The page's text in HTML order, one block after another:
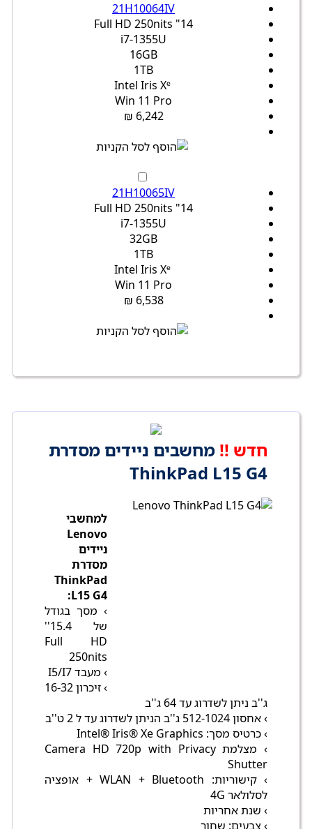
21H10064IV
14" Full HD 250nits
i7-1355U
16GB
1TB
Intel Iris Xᵉ
Win 11 Pro
6,242 ₪
21H10065IV
14" Full HD 250nits
i7-1355U
32GB
1TB
Intel Iris Xᵉ
Win 11 Pro
6,538 ₪
חדש !! מחשבים ניידים מסדרת
ThinkPad L15 G4
למחשבי
Lenovo
ניידים
מסדרת
ThinkPad
L15 G4:
› מסך בגודל
של 15.4''
Full HD
250nits
› מעבד I5/I7
› זיכרון 16-32
ג''ב ניתן לשדרוג עד 64 ג''ב
› אחסון 512-1024 ג''ב הניתן לשדרוג עד ל 2 ט''ב
› כרטיס מסך: Intel® Iris® Xe Graphics
› מצלמת Camera HD 720p with Privacy
Shutter
› קישוריות: WLAN + Bluetooth + אופציה
לסלולאר 4G
› שנת אחריות
› צבעים: שחור